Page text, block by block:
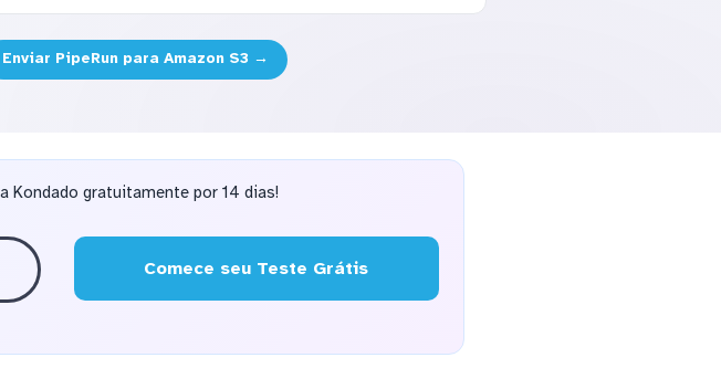
Enviar PipeRun para Amazon S3 →
Kondado gratuitamente por 14 dias!
Comece seu Teste Grátis